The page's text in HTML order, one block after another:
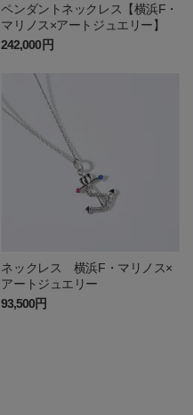
ペンダントネックレス【横浜F・
マリノス×アートジュエリー】
242,000円
ネックレス 横浜F・マリノス×
アートジュエリー
93,500円